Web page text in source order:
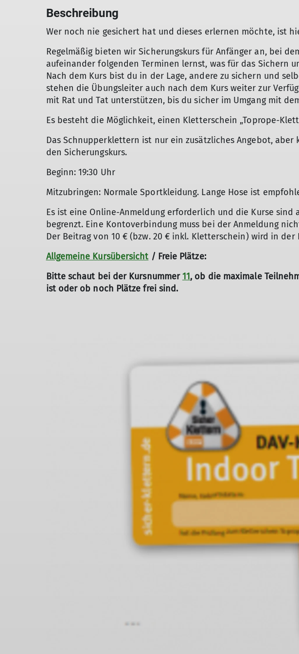
Beschreibung
Wer noch nie gesichert hat und dieses erlernen möchte, ist
Regelmäßig bieten wir Sicherungskurs für Anfänger an, bei
aufeinander folgenden Terminen lernst, was für das Sichern
Nach dem Kurs bist du in der Lage, andere zu sichern und
stehen die Übungsleiter auch nach dem Kurs weiter zur
mit Rat und Tat unterstützen, bis du sicher im Umgang mit
Es besteht die Möglichkeit, einen Kletterschein „Toprope-
Das Schnupperklettern ist nur ein zusätzliches Angebot, aber
den Sicherungskurs.
Beginn: 19:30 Uhr
Mitzubringen: Normale Sportkleidung. Lange Hose ist
Es ist eine Online-Anmeldung erforderlich und die Kurse sind
begrenzt. Eine Kontoverbindung muss bei der Anmeldung
Der Beitrag von 10 € (bzw. 20 € inkl. Kletterschein) wird in
Allgemeine Kursübersicht / Freie Plätze:
Bitte schaut bei der Kursnummer11, ob die maximale
ist oder ob noch Plätze frei sind.